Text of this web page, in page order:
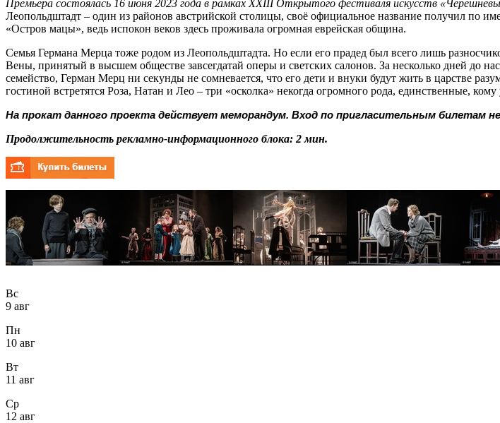
Премьера состоялась 16 июня 2023 года в рамках XXIII Открытого фестиваля искусств
Леопольдштадт – один из районов австрийской столицы, своё официальное название получил по
«Остров мацы», ведь испокон веков здесь проживала огромная еврейская община.
Семья Германа Мерца тоже родом из Леопольдштадта. Но если его прадед был всего лишь
Вены, принятый в высшем обществе завсегдатай оперы и светских салонов. За несколько дней до
семейство, Герман Мерц ни секунды не сомневается, что его дети и внуки будут жить в царстве
гостиной встретятся Роза, Натан и Лео – три «осколка» некогда огромного рода, единственные,
На прокат данного проекта действует меморандум. Вход по пригласительным билетам
Продолжительность рекламно-информационного блока: 2 мин.
Вс
9 авг
Пн
10 авг
Вт
11 авг
Ср
12 авг